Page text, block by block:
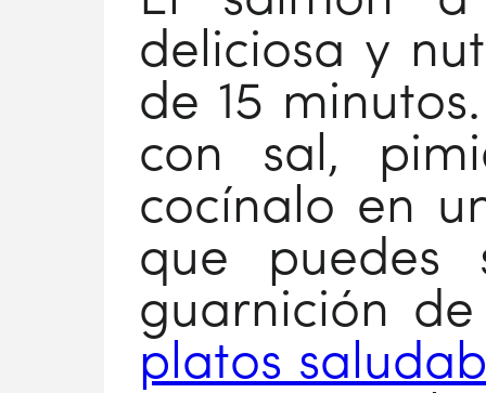
deliciosa y
de 15
con sal,
cocínalo en
que puedes
guarnición
platos